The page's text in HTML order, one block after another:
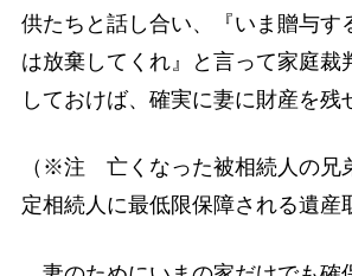
供たちと話し合い、『いま贈与す
は放棄してくれ』と言って家庭裁
しておけば、確実に妻に財産を残
（※注 亡くなった被相続人の兄
定相続人に最低限保障される遺産